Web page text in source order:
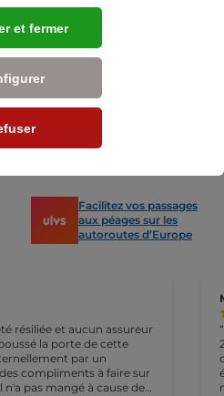
avons
Votre carte grise en
Facilitez vos passages
aux péages sur les
autoroutes d’Europe
résiliée et aucun assureur
la porte de cette
par un
compliments à faire sur
pas mangé à cause de
et fermer